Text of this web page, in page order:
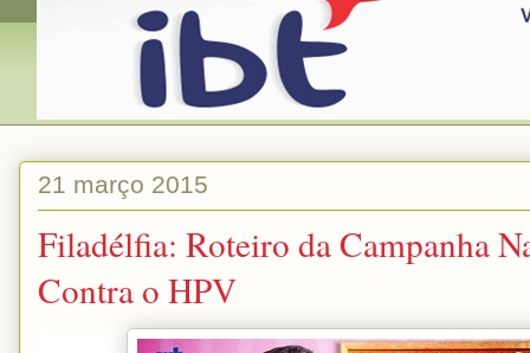
21 março 2015
Filadélfia: Roteiro da Campanha
Contra o HPV